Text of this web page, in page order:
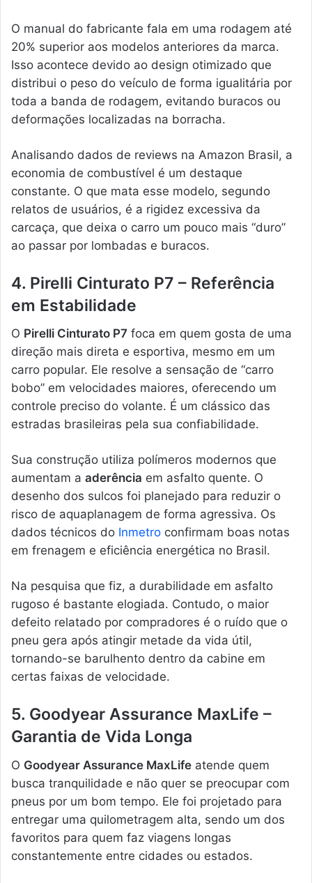
O manual do fabricante fala em uma rodagem até
20% superior aos modelos anteriores da marca.
Isso acontece devido ao design otimizado que
distribui o peso do veículo de forma igualitária por
toda a banda de rodagem, evitando buracos ou
deformações localizadas na borracha.
Analisando dados de reviews na Amazon Brasil, a
economia de combustível é um destaque
constante. O que mata esse modelo, segundo
relatos de usuários, é a rigidez excessiva da
carcaça, que deixa o carro um pouco mais “duro”
ao passar por lombadas e buracos.
4. Pirelli Cinturato P7 – Referência
em Estabilidade
O Pirelli Cinturato P7 foca em quem gosta de uma
direção mais direta e esportiva, mesmo em um
carro popular. Ele resolve a sensação de “carro
bobo” em velocidades maiores, oferecendo um
controle preciso do volante. É um clássico das
estradas brasileiras pela sua confiabilidade.
Sua construção utiliza polímeros modernos que
aumentam a aderência em asfalto quente. O
desenho dos sulcos foi planejado para reduzir o
risco de aquaplanagem de forma agressiva. Os
dados técnicos do Inmetro confirmam boas notas
em frenagem e eficiência energética no Brasil.
Na pesquisa que fiz, a durabilidade em asfalto
rugoso é bastante elogiada. Contudo, o maior
defeito relatado por compradores é o ruído que o
pneu gera após atingir metade da vida útil,
tornando-se barulhento dentro da cabine em
certas faixas de velocidade.
5. Goodyear Assurance MaxLife –
Garantia de Vida Longa
O Goodyear Assurance MaxLife atende quem
busca tranquilidade e não quer se preocupar com
pneus por um bom tempo. Ele foi projetado para
entregar uma quilometragem alta, sendo um dos
favoritos para quem faz viagens longas
constantemente entre cidades ou estados.